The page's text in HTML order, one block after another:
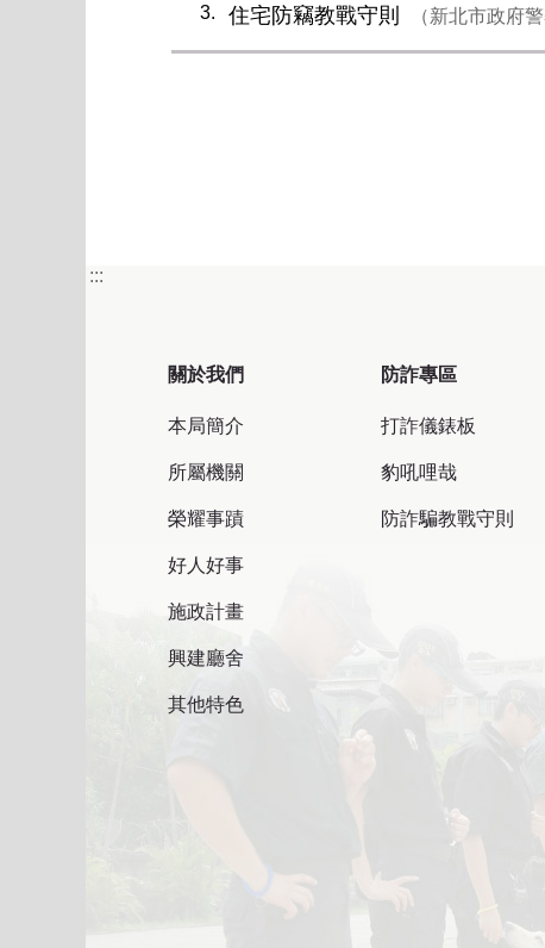
3 住宅防竊教戰守則 新北市政府
:::
關於我們
本局簡介
所屬機關
榮耀事蹟
好人好事
施政計畫
興建廳舍
其他特色
防詐專區
打詐儀錶板
豹吼哩哉
防詐騙教戰守則